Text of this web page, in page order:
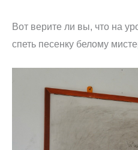
Вот верите ли вы, что на
спеть песенку белому